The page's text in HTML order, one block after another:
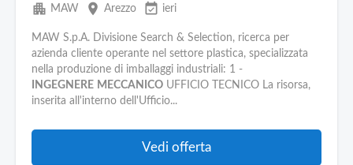
apartment MAW place Arezzo event_available ieri
MAW S.p.A. Divisione Search & Selection, ricerca per
azienda cliente operante nel settore plastica, specializzata
nella produzione di imballaggi industriali: 1 -
INGEGNERE MECCANICO UFFICIO TECNICO La risorsa,
inserita all'interno dell'Ufficio...
Vedi offerta